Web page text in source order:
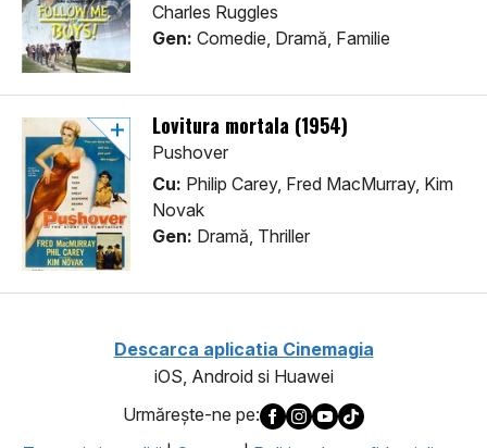
Charles Ruggles
Gen: Comedie, Dramă, Familie
Lovitura mortala (1954)
Pushover
Cu: Philip Carey, Fred MacMurray, Kim
Novak
Gen: Dramă, Thriller
Descarca aplicatia Cinemagia
iOS, Android si Huawei
Urmăreşte-ne pe: